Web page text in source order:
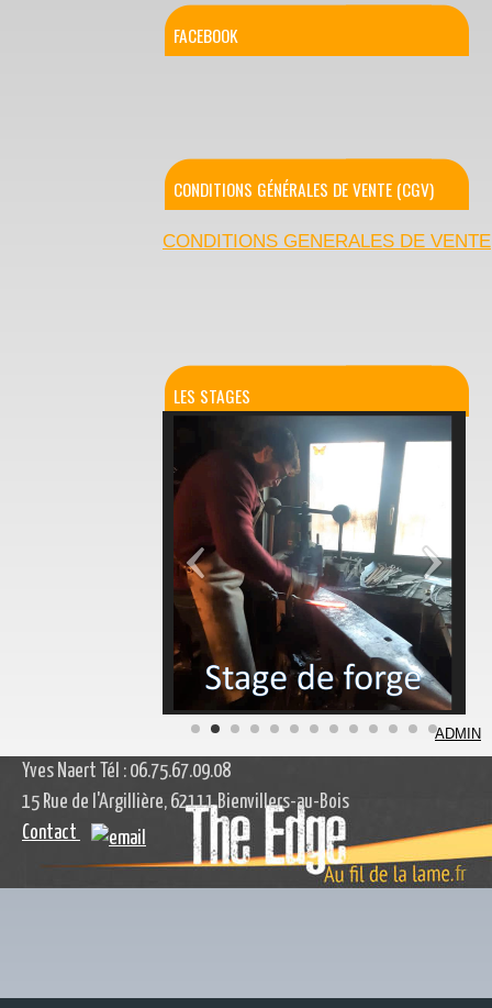
FACEBOOK
CONDITIONS GÉNÉRALES DE VENTE (CGV)
CONDITIONS GENERALES DE VENTE
LES STAGES
Yves Naert Tél : 06.75.67.09.08
15 Rue de l'Argillière, 62111 Bienvillers-au-Bois
Contact
ADMIN